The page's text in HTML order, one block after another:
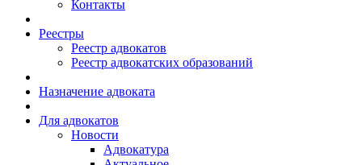
Контакты
Реестры
Реестр адвокатов
Реестр адвокатских образований
Назначение адвоката
Для адвокатов
Новости
Адвокатура